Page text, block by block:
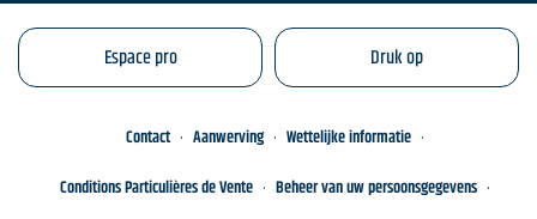
Espace pro Druk op
Contact Aanwerving
Wettelijke informatie
Conditions Particulières de Vente
Beheer van uw persoonsgegevens